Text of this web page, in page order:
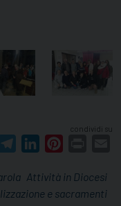
condividi su
WhatsAppTelegramLinkedIn
Attività in Diocesi
e sacramenti